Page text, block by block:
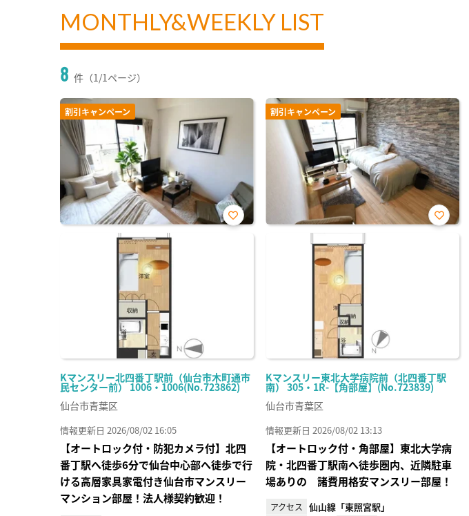
MONTHLY&WEEKLY LIST
8 件（1/1ページ）
割引キャンペーン
Kマンスリー北四番丁駅前（仙台市木町通市
民センター前） 1006・1006(No.723862)
お気
仙台市青葉区
情報更新日 2026/08/02 16:05
【オートロック付・防犯カメラ付】北四
番丁駅へ徒歩6分で仙台中心部へ徒歩で行
ける高層家具家電付き仙台市マンスリー
マンション部屋！法人様契約歓迎！
割引キャンペーン
Kマンスリー東北大学病院前（北四番丁駅
南） 305・1R-【角部屋】(No.723839)
お気
仙台市青葉区
情報更新日 2026/08/02 13:13
【オートロック付・角部屋】東北大学病
院・北四番丁駅南へ徒歩圏内、近隣駐車
場ありの 諸費用格安マンスリー部屋！
アクセス 仙山線「東照宮駅」